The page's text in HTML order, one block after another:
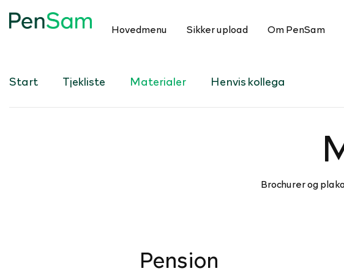
Hovedmenu Sikker upload Om PenSam
Start Tjekliste Materialer Henvis kollega
Brochurer og
Pension